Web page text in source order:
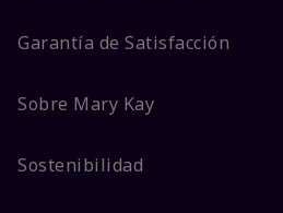
Garantía de Satisfacción
Sobre Mary Kay
Sostenibilidad